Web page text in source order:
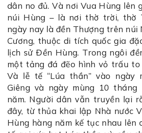
dân no đủ. Và nơi Vua Hùng lên
núi Hùng – là nơi thờ trời, thờ
ngày nay là đền Thượng trên núi
Cương, thuộc di tích quốc gia
lịch sử Đền Hùng. Trong ngôi
một tảng đá đẽo hình vỏ trấu to
Và lễ tế “Lúa thần” vào ngày
Giêng và ngày mùng 10 tháng
năm. Người dân vẫn truyền lại
đây, từ thủa khai lập Nhà nước
Hùng hàng năm kế tục nhau lên